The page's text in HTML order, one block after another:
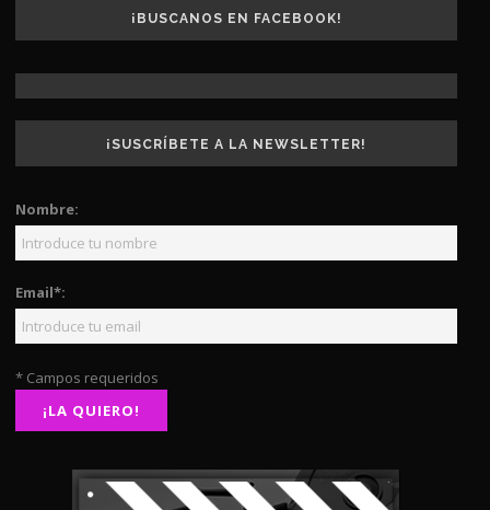
¡BUSCANOS EN FACEBOOK!
¡SUSCRÍBETE A LA NEWSLETTER!
Nombre:
Email*:
* Campos requeridos